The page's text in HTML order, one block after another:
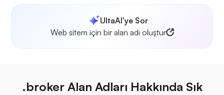
UltaAI'ye Sor
Web sitem için bir alan adı oluştur
.broker Alan Adları Hakkında Sık